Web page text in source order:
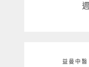
益曼中